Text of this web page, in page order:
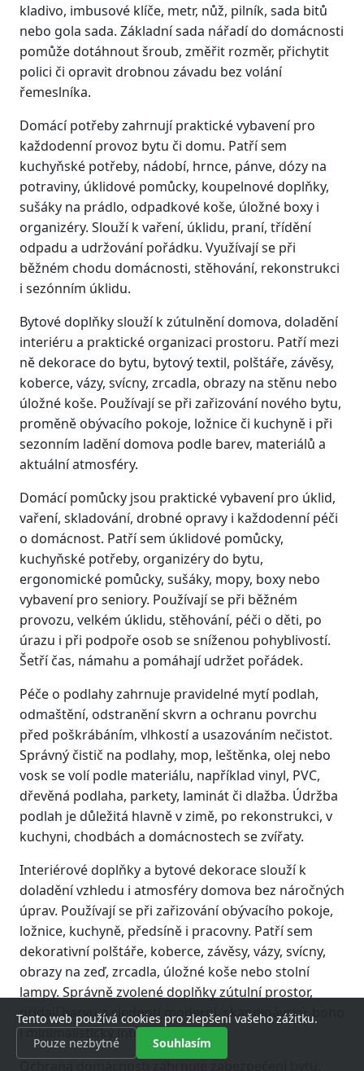
kladivo, imbusové klíče, metr, nůž, pilník, sada bitů
nebo gola sada. Základní sada nářadí do domácnosti
pomůže dotáhnout šroub, změřit rozměr, přichytit
polici či opravit drobnou závadu bez volání
řemeslníka.
Domácí potřeby zahrnují praktické vybavení pro
každodenní provoz bytu či domu. Patří sem
kuchyňské potřeby, nádobí, hrnce, pánve, dózy na
potraviny, úklidové pomůcky, koupelnové doplňky,
sušáky na prádlo, odpadkové koše, úložné boxy i
organizéry. Slouží k vaření, úklidu, praní, třídění
odpadu a udržování pořádku. Využívají se při
běžném chodu domácnosti, stěhování, rekonstrukci
i sezónním úklidu.
Bytové doplňky slouží k zútulnění domova, doladění
interiéru a praktické organizaci prostoru. Patří mezi
ně dekorace do bytu, bytový textil, polštáře, závěsy,
koberce, vázy, svícny, zrcadla, obrazy na stěnu nebo
úložné koše. Používají se při zařizování nového bytu,
proměně obývacího pokoje, ložnice či kuchyně i při
sezonním ladění domova podle barev, materiálů a
aktuální atmosféry.
Domácí pomůcky jsou praktické vybavení pro úklid,
vaření, skladování, drobné opravy i každodenní péči
o domácnost. Patří sem úklidové pomůcky,
kuchyňské potřeby, organizéry do bytu,
ergonomické pomůcky, sušáky, mopy, boxy nebo
vybavení pro seniory. Používají se při běžném
provozu, velkém úklidu, stěhování, péči o děti, po
úrazu i při podpoře osob se sníženou pohyblivostí.
Šetří čas, námahu a pomáhají udržet pořádek.
Péče o podlahy zahrnuje pravidelné mytí podlah,
odmaštění, odstranění skvrn a ochranu povrchu
před poškrábáním, vlhkostí a usazováním nečistot.
Správný čistič na podlahy, mop, leštěnka, olej nebo
vosk se volí podle materiálu, například vinyl, PVC,
dřevěná podlaha, parkety, laminát či dlažba. Údržba
podlah je důležitá hlavně v zimě, po rekonstrukci, v
kuchyni, chodbách a domácnostech se zvířaty.
Interiérové doplňky a bytové dekorace slouží k
doladění vzhledu i atmosféry domova bez náročných
úprav. Používají se při zařizování obývacího pokoje,
ložnice, kuchyně, předsíně i pracovny. Patří sem
dekorativní polštáře, koberce, závěsy, vázy, svícny,
obrazy na zeď, zrcadla, úložné koše nebo stolní
lampy. Správně zvolené doplňky zútulní prostor,
přidají barvu a sjednotí moderní, skandinávský, boho
i minimalistický interiér.
Tento web používá cookies pro zlepšení vašeho zážitku.
Pouze nezbytné
Souhlasím